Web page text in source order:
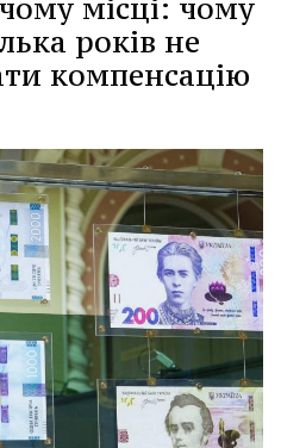
місці: чому
років не
компенсацію